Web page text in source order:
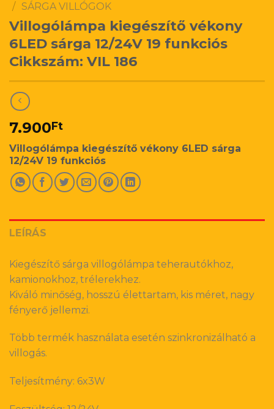
/ SÁRGA VILLÓGOK
Villogólámpa kiegészítő vékony
6LED sárga 12/24V 19 funkciós
Cikkszám: VIL 186
7.900Ft
Villogólámpa kiegészítő vékony 6LED sárga
12/24V 19 funkciós
LEÍRÁS
Kiegészítő sárga villogólámpa teherautókhoz,
kamionokhoz, trélerekhez.
Kiváló minőség, hosszú élettartam, kis méret, nagy
fényerő jellemzi.
Több termék használata esetén szinkronizálható a
villogás.
Teljesítmény: 6x3W